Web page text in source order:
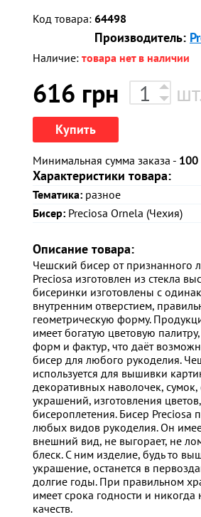
Код товара: 64498
Производитель:
Наличие: товара нет в наличии
616 грн
Купить
Минимальная сумма заказа - 100
Характеристики товара:
Тематика: разное
Бисер: Preciosa Ornela (Чехия)
Описание товара:
Чешский бисер от признанного
Preciosa изготовлен из стекла
бисеринки изготовлены с
внутренним отверстием,
геометрическую форму.
имеет богатую цветовую
форм и фактур, что даёт
бисер для любого рукоделия.
используется для вышивки
декоративных наволочек,
украшений, изготовления
бисероплетения. Бисер Preciosa
любых видов рукоделия. Он
внешний вид, не выгорает, не
блеск. С ним изделие, будь то
украшение, останется в
долгие годы. При правильном
имеет срока годности и никогда
качеств.